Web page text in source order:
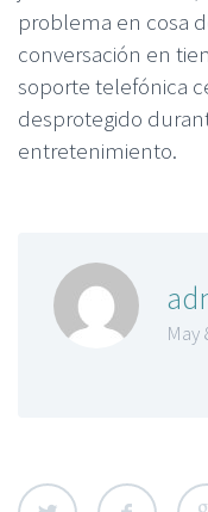
problema en cosa
conversación en
soporte telefónica
desprotegido
entretenimiento.
May